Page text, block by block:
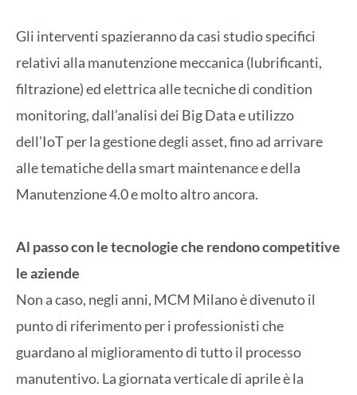
Gli interventi spazieranno da casi studio specifici
relativi alla manutenzione meccanica (lubrificanti,
filtrazione) ed elettrica alle tecniche di condition
monitoring, dall’analisi dei Big Data e utilizzo
dell’IoT per la gestione degli asset, fino ad arrivare
alle tematiche della smart maintenance e della
Manutenzione 4.0 e molto altro ancora.
Al passo con le tecnologie che rendono competitive
le aziende
Non a caso, negli anni, MCM Milano è divenuto il
punto di riferimento per i professionisti che
guardano al miglioramento di tutto il processo
manutentivo. La giornata verticale di aprile è la